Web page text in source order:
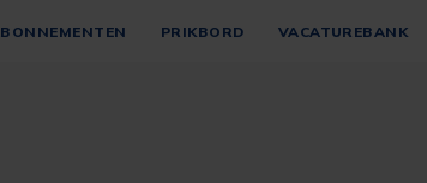
PRIKBORD VACATUREBANK